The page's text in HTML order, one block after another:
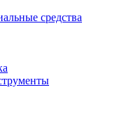
средства